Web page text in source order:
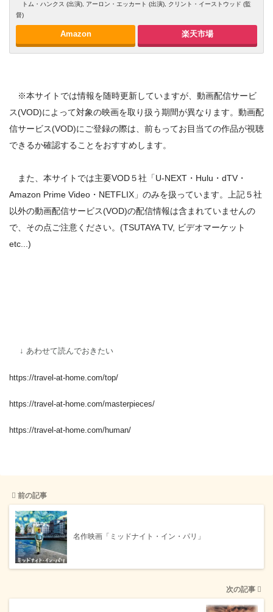
トム・ハンクス (出演), アーロン・エッカート (出演), クリント・イーストウッド (監
督)
Amazon 楽天市場
※本サイトでは情報を随時更新していますが、動画配信サービ
ス(VOD)によって対象の映画を取り扱う期間が異なります。動画配
信サービス(VOD)にご登録の際は、前もってお目当ての作品が視聴
できるか確認することをおすすめします。
また、本サイトでは主要VOD５社「U-NEXT・Hulu・dTV・
Amazon Prime Video・NETFLIX」のみを扱っています。上記５社
以外の動画配信サービス(VOD)の配信情報は含まれていませんの
で、その点ご注意ください。(TSUTAYA TV, ビデオマーケット
etc...)
↓ あわせて読んでおきたい
https://travel-at-home.com/top/
https://travel-at-home.com/masterpieces/
https://travel-at-home.com/human/
前の記事
名作映画「ミッドナイト・イン・パリ」
次の記事